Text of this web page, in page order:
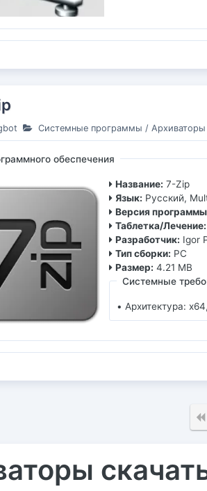
Системные программы / Архиваторы
обеспечения
Название: 7-Zip
Язык: Русский,
Версия
Таблетка/Лечение:
Разработчик: Igor
Тип сборки: PC
Размер: 4.21 MB
Системные
• Архитектура: